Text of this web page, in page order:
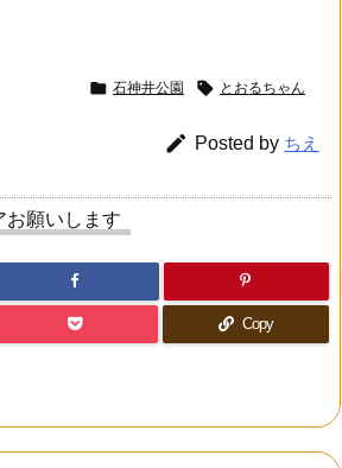
 石神井公園  とおるちゃん
 Posted by ちえ
お願いします
Copy